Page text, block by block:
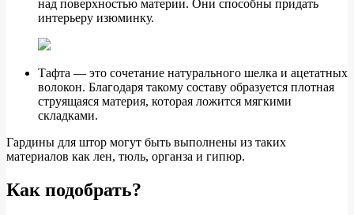
над поверхностью материи. Они способны придать
интерьеру изюминку.
Тафта — это сочетание натурального шелка и ацетатных
волокон. Благодаря такому составу образуется плотная
струящаяся материя, которая ложится мягкими
складками.
Гардины для штор могут быть выполнены из таких
материалов как лен, тюль, органза и гипюр.
Как подобрать?